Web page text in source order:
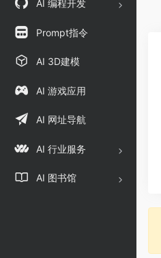
AI 编程开发
Prompt指令
AI 3D建模
AI 游戏应用
AI 网址导航
AI 行业服务
AI 图书馆